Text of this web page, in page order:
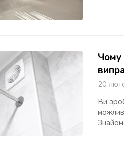
Чому
20
Ви